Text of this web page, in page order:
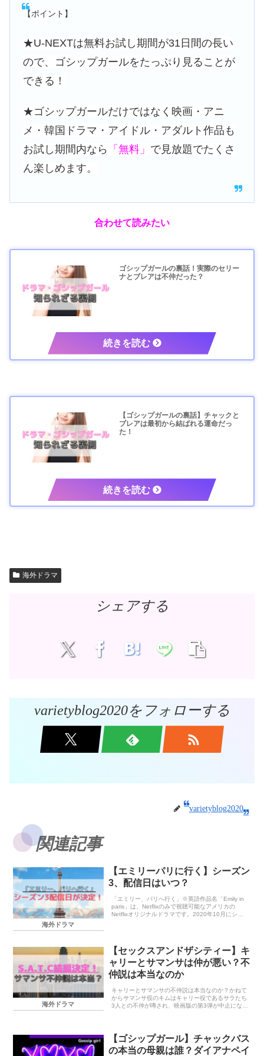
【ポイント】
★U-NEXTは無料お試し期間が31日間の長い
ので、ゴシップガールをたっぷり見ることが
できる！
★ゴシップガールだけではなく映画・アニ
メ・韓国ドラマ・アイドル・アダルト作品も
お試し期間内なら
「無料」 で見放題でたくさ
ん楽しめます。
合わせて読みたい
ゴシップガールの裏話！実際のセリー
ナとブレアは不仲だった？
【ゴシップガールの裏話】チャックと
ブレアは最初から結ばれる運命だっ
た！
海外ドラマ
シェアする
varietyblog2020をフォローする
varietyblog2020
関連記事
海外ドラマ
【エミリーパリに行く】シーズン
3、配信日はいつ？
「エミリー、パリへ行く」※英語作品名「Emily in
paris」は、Netflixのみで視聴可能なアメリカの
Netflixオリジナルドラマです。2020年10月にシー
海外ドラマ
【セックスアンドザシティー】キ
ャリーとサマンサは仲が悪い？不
仲説は本当なのか
キャリーとサマンサの不仲説は本当なのか？かねて
からサマンサ役のキムはキャリー役であるサラたち
3人との不仲が噂され、映画版の第3弾が中止になっ
【ゴシップガール】チャックバス
の本当の母親は誰？ダイアナペイ